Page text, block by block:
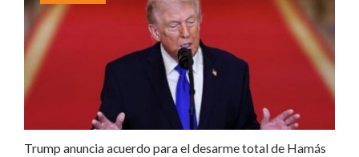
Trump anuncia acuerdo para el desarme total de Hamás